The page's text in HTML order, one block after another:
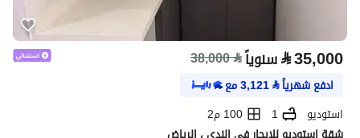
⃁35,000 سنوياً⃁
38,000
ادفع شهرياً⃁
3,121مع
استوديو
1
100 م2